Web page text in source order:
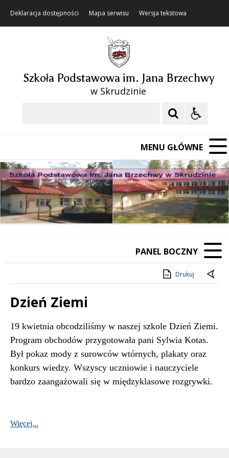
Deklaracja dostępności Mapa serwisu Wersja tekstowa
Szkoła Podstawowa im. Jana Brzechwy
w Skrudzinie
MENU GŁÓWNE
Poprzedni Element
Następny Element
❚❚
PANEL BOCZNY
Drukuj
Dzień Ziemi
Treść
19 kwietnia obcodziliśmy w naszej szkole Dzień Ziemi.
Program obchodów przygotowała pani Sylwia Kotas.
Był pokaz mody z surowców wtórnych, plakaty oraz
konkurs wiedzy. Wszyscy uczniowie i nauczyciele
bardzo zaangażowali się w międzyklasowe rozgrywki.
Więcej...